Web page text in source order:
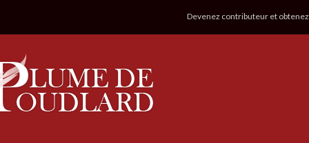
Devenez contributeur et